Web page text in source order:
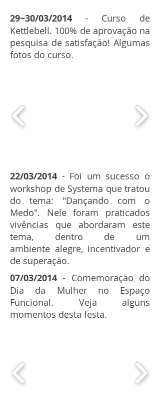
29~30/03/2014 - Curso de
Kettlebell. 100% de aprovação na
pesquisa de satisfação! Algumas
fotos do curso.
22/03/2014 - Foi um sucesso o
workshop de Systema que tratou
do tema: "Dançando com o
Medo". Nele foram praticados
vivências que abordaram este
tema, dentro de um
ambiente alegre, incentivador e
de superação.
07/03/2014 - Comemoração do
Dia da Mulher no Espaço
Funcional. Veja alguns
momentos desta festa.